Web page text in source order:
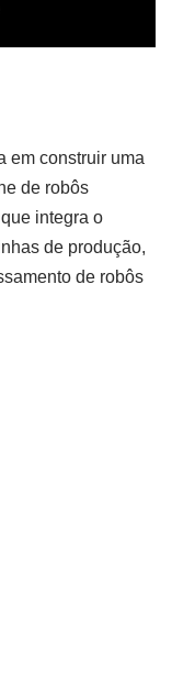
em construir uma
de robôs
integra o
de produção,
de robôs